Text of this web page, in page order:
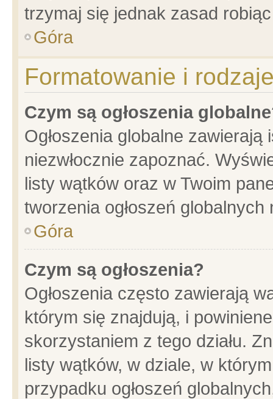
trzymaj się jednak zasad
Góra
Formatowanie i
Czym są ogłoszenia
Ogłoszenia globalne
niezwłocznie zapoznać.
listy wątków oraz w Twoim
tworzenia ogłoszeń
Góra
Czym są ogłoszenia?
Ogłoszenia często zawierają
którym się znajdują, i
skorzystaniem z tego działu.
listy wątków, w dziale, w
przypadku ogłoszeń